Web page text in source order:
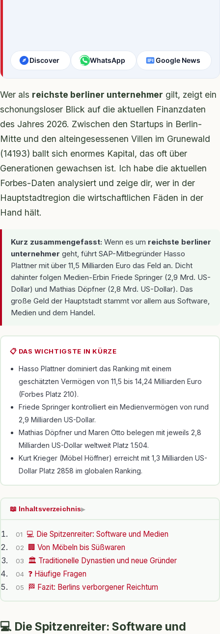
Discover WhatsApp Google News
Wer als reichste berliner unternehmer gilt, zeigt ein
schonungsloser Blick auf die aktuellen Finanzdaten
des Jahres 2026. Zwischen den Startups in Berlin-
Mitte und den alteingesessenen Villen im Grunewald
(14193) ballt sich enormes Kapital, das oft über
Generationen gewachsen ist. Ich habe die aktuellen
Forbes-Daten analysiert und zeige dir, wer in der
Hauptstadtregion die wirtschaftlichen Fäden in der
Hand hält.
Kurz zusammengefasst: Wenn es um reichste berliner
unternehmer geht, führt SAP-Mitbegründer Hasso
Plattner mit über 11,5 Milliarden Euro das Feld an. Dicht
dahinter folgen Medien-Erbin Friede Springer (2,9 Mrd. US-
Dollar) und Mathias Döpfner (2,8 Mrd. US-Dollar). Das
große Geld der Hauptstadt stammt vor allem aus Software,
Medien und dem Handel.
📋 DAS WICHTIGSTE IN KÜRZE
Hasso Plattner dominiert das Ranking mit einem
geschätzten Vermögen von 11,5 bis 14,24 Milliarden Euro
(Forbes Platz 210).
Friede Springer kontrolliert ein Medienvermögen von rund
2,9 Milliarden US-Dollar.
Mathias Döpfner und Maren Otto belegen mit jeweils 2,8
Milliarden US-Dollar weltweit Platz 1.504.
Kurt Krieger (Möbel Höffner) erreicht mit 1,3 Milliarden US-
Dollar Platz 2858 im globalen Ranking.
📖 Inhaltsverzeichnis▶
01 💻 Die Spitzenreiter: Software und Medien
02 🏢 Von Möbeln bis Süßwaren
03 🏛 Traditionelle Dynastien und neue Gründer
04 ❓ Häufige Fragen
05 🏁 Fazit: Berlins verborgener Reichtum
💻 Die Spitzenreiter: Software und